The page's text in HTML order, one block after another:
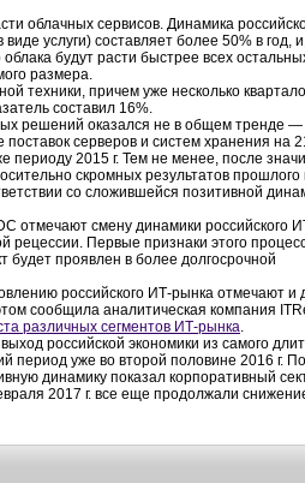
облачных сервисов. Динамика
услуги) составляет более 50% в год,
будут расти быстрее всех
размера.
техники, причем уже несколько
составил 16%.
решений оказался не в общем тренде —
серверов и систем хранения на
периоду 2015 г. Тем не менее, после
скромных результатов прошлого
со сложившейся позитивной
отмечают смену динамики российского
рецессии. Первые признаки этого
будет проявлен в более долгосрочной
российского ИТ-рынка отмечают и
сообщила аналитическая компания
различных сегментов ИТ-рынка
российской экономики из самого
период уже во второй половине 2016 г. По
динамику показал корпоративный
2017 г. все еще продолжали